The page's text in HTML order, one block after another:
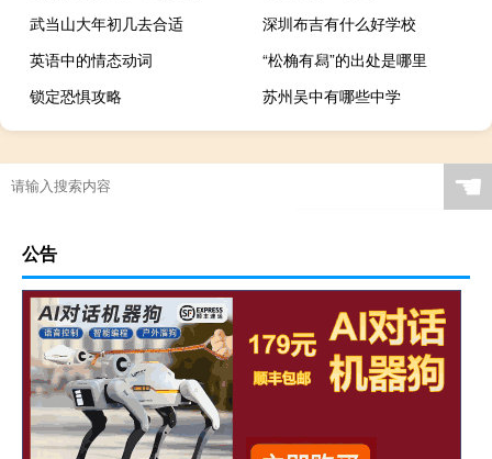
武当山大年初几去合适
深圳布吉有什么好学校
英语中的情态动词
“松桷有舄”的出处是哪里
锁定恐惧攻略
苏州吴中有哪些中学
☚
公告